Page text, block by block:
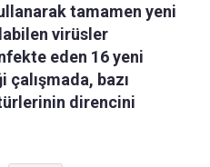
tamamen yeni
virüsler
eden 16 yeni
bazı
direncini